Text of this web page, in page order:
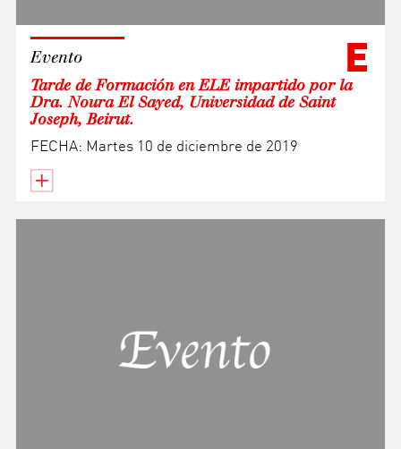
E
Evento
Tarde de Formación en ELE impartido por la
Dra. Noura El Sayed, Universidad de Saint
Joseph, Beirut.
FECHA: Martes 10 de diciembre de 2019